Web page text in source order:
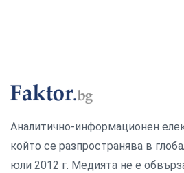
Аналитично-информационен
който се разпространява в
юли 2012 г. Медията не е